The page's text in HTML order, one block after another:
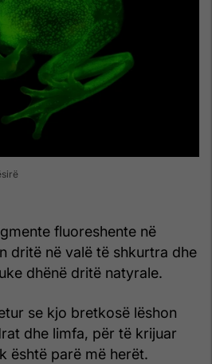
fluoreshente në
dritë në valë të shkurtra dhe
dhënë dritë natyrale.
se kjo bretkosë lëshon
dhe limfa, për të krijuar
është parë më herët.